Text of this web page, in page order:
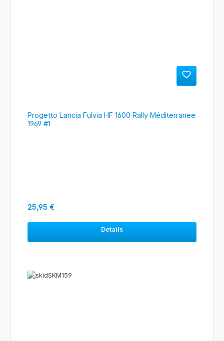
Progetto Lancia Fulvia HF 1600 Rally Méditerranee
1969 #1
Regulärer Preis:
25,95 €
Details